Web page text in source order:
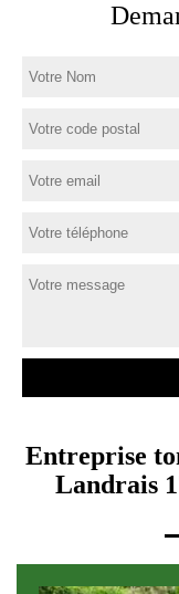
Entreprise
Landrais